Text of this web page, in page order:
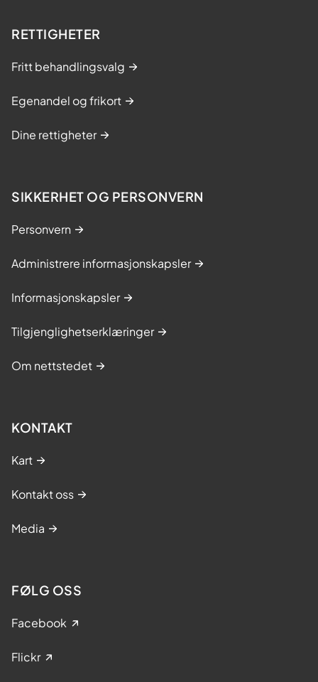
RETTIGHETER
Fritt behandlingsvalg
Egenandel og frikort
Dine rettigheter
SIKKERHET OG PERSONVERN
Personvern
Administrere informasjonskapsler
Informasjonskapsler
Tilgjenglighetserklæringer
Om nettstedet
KONTAKT
Kart
Kontakt oss
Media
FØLG OSS
Facebook
Flickr